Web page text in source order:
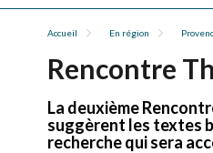
Accueil En région
Rencontre
La deuxième
suggèrent les textes
recherche qui sera